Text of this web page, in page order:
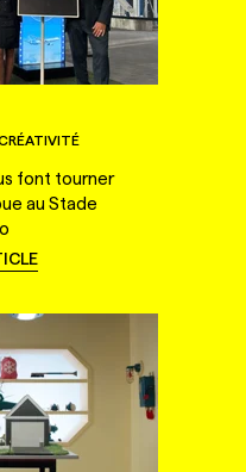
font tourner
au Stade